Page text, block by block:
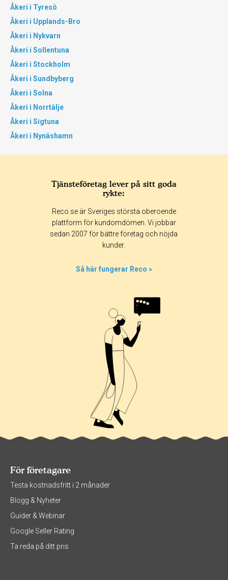
Åkeri i Tyresö
Åkeri i Upplands-Bro
Åkeri i Nykvarn
Åkeri i Sollentuna
Åkeri i Stockholm
Åkeri i Sundbyberg
Åkeri i Solna
Åkeri i Norrtälje
Åkeri i Sigtuna
Åkeri i Nynäshamn
Tjänsteföretag lever på sitt goda
rykte:
Reco.se är Sveriges största oberoende
plattform för kundomdömen. Vi jobbar
sedan 2007 för bättre företag och nöjda
kunder.
Så här fungerar Reco »
För företagare
Testa kostnadsfritt i 2 månader
Blogg & Nyheter
Guider & Webinar
Google Seller Rating
Ta reda på ditt pris